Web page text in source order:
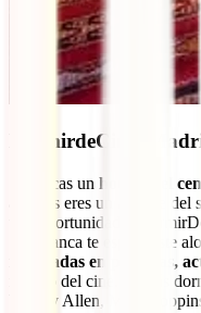
DormirdeCine,
Si buscas un hotel en el
además eres un amante
una oportunidad a
Salamanca te espera este
inspiradas en películas,
mundo del cine. Podrás
Woody Allen, Mary